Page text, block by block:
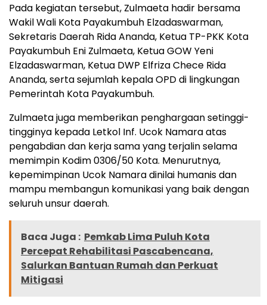
Pada kegiatan tersebut, Zulmaeta hadir bersama
Wakil Wali Kota Payakumbuh Elzadaswarman,
Sekretaris Daerah Rida Ananda, Ketua TP-PKK Kota
Payakumbuh Eni Zulmaeta, Ketua GOW Yeni
Elzadaswarman, Ketua DWP Elfriza Chece Rida
Ananda, serta sejumlah kepala OPD di lingkungan
Pemerintah Kota Payakumbuh.
Zulmaeta juga memberikan penghargaan setinggi-
tingginya kepada Letkol Inf. Ucok Namara atas
pengabdian dan kerja sama yang terjalin selama
memimpin Kodim 0306/50 Kota. Menurutnya,
kepemimpinan Ucok Namara dinilai humanis dan
mampu membangun komunikasi yang baik dengan
seluruh unsur daerah.
Baca Juga : Pemkab Lima Puluh Kota
Percepat Rehabilitasi Pascabencana,
Salurkan Bantuan Rumah dan Perkuat
Mitigasi